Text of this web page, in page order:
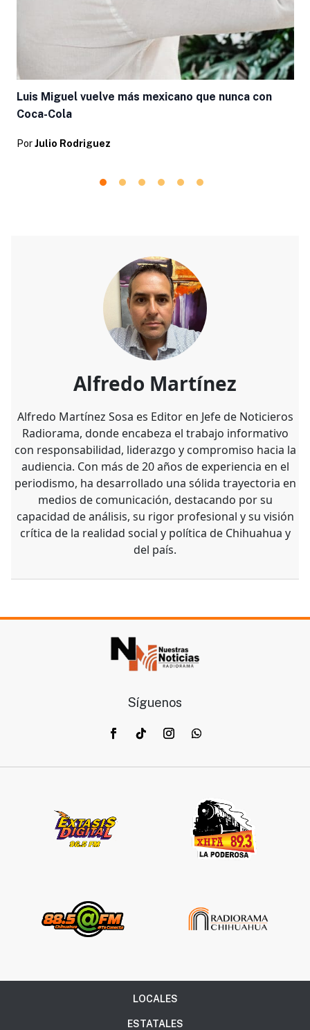
Luis Miguel vuelve más mexicano que nunca con
Coca-Cola
Por Julio Rodriguez
Alfredo Martínez
Alfredo Martínez Sosa es Editor en Jefe de Noticieros
Radiorama, donde encabeza el trabajo informativo
con responsabilidad, liderazgo y compromiso hacia la
audiencia. Con más de 20 años de experiencia en el
periodismo, ha desarrollado una sólida trayectoria en
medios de comunicación, destacando por su
capacidad de análisis, su rigor profesional y su visión
crítica de la realidad social y política de Chihuahua y
del país.
Síguenos
LOCALES
ESTATALES